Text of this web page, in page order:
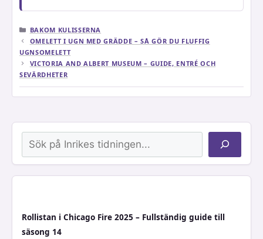
KATEGORIER
BAKOM KULISSERNA
OMELETT I UGN MED GRÄDDE – SÅ GÖR DU FLUFFIG
UGNSOMELETT
VICTORIA AND ALBERT MUSEUM – GUIDE, ENTRÉ OCH
SEVÄRDHETER
Sök
Rollistan i Chicago Fire 2025 – Fullständig guide till
säsong 14